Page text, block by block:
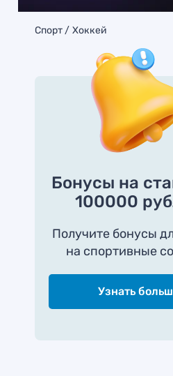
Спорт Хоккей
Бонусы на
100000
Получите бонусы
на спортивные
Узнать